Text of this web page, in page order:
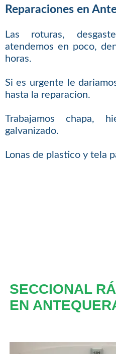
Reparaciones en
Las roturas,
atendemos en poco,
horas.
Si es urgente le
hasta la reparacion.
Trabajamos chapa,
galvanizado.
Lonas de plastico y tela
SECCIONAL
EN